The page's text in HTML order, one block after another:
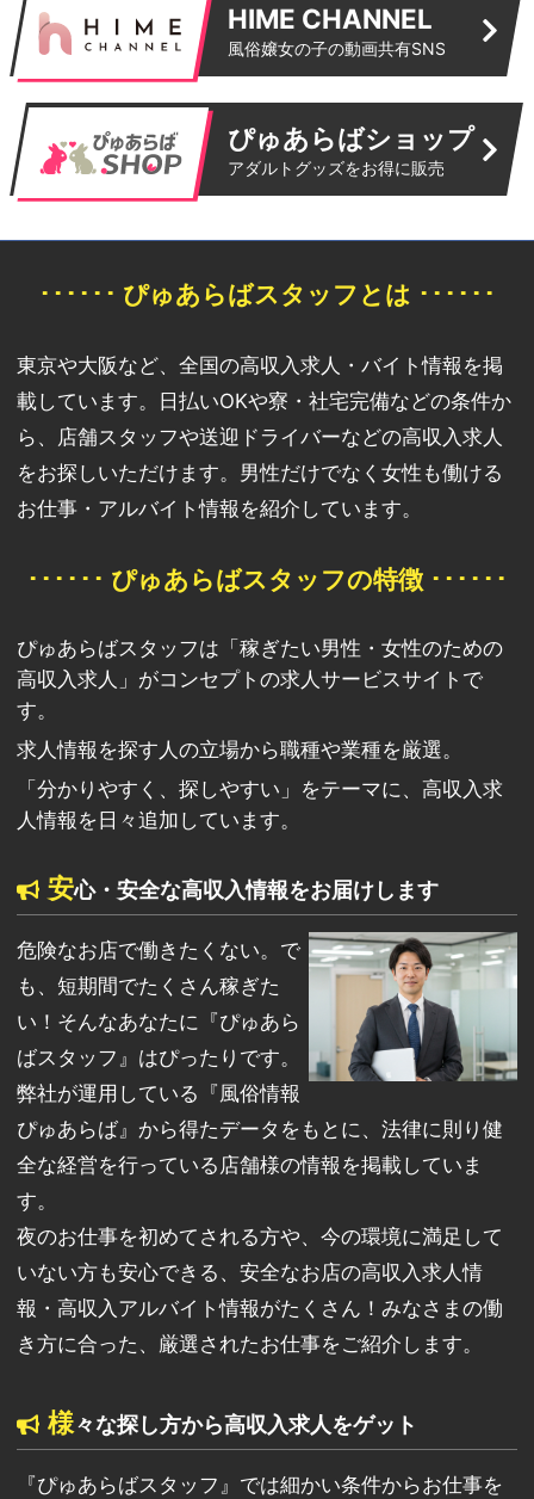
HIME CHANNEL
風俗嬢女の子の動画共有SNS
ぴゅあらばショップ
アダルトグッズをお得に販売
･･････ ぴゅあらばスタッフとは ･･････
東京や大阪など、全国の高収入求人・バイト情報を掲
載しています。日払いOKや寮・社宅完備などの条件か
ら、店舗スタッフや送迎ドライバーなどの高収入求人
をお探しいただけます。男性だけでなく女性も働ける
お仕事・アルバイト情報を紹介しています。
･･････ ぴゅあらばスタッフの特徴 ･･････
ぴゅあらばスタッフは「稼ぎたい男性・女性のための
高収入求人」がコンセプトの求人サービスサイトで
す。
求人情報を探す人の立場から職種や業種を厳選。
「分かりやすく、探しやすい」をテーマに、高収入求
人情報を日々追加しています。
安心・安全な高収入情報をお届けします
危険なお店で働きたくない。で
も、短期間でたくさん稼ぎた
い！そんなあなたに『ぴゅあら
ばスタッフ』はぴったりです。
弊社が運用している『風俗情報
ぴゅあらば』から得たデータをもとに、法律に則り健
全な経営を行っている店舗様の情報を掲載していま
す。
夜のお仕事を初めてされる方や、今の環境に満足して
いない方も安心できる、安全なお店の高収入求人情
報・高収入アルバイト情報がたくさん！みなさまの働
き方に合った、厳選されたお仕事をご紹介します。
様々な探し方から高収入求人をゲット
『ぴゅあらばスタッフ』では細かい条件からお仕事を